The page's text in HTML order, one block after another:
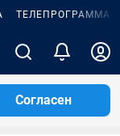
ТЕЛЕПРОГРАММА
Согласен